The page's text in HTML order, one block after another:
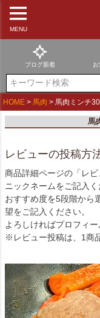
MENU
ブログ新着 お
HOME 馬肉 馬肉ミンチ
馬
レビューの投稿方
商品詳細ページの「レビ
ニックネームをご記入く
おすすめ度を5段階から
望をご記入ください。
よろしければプロフィー
※レビュー投稿は、1商